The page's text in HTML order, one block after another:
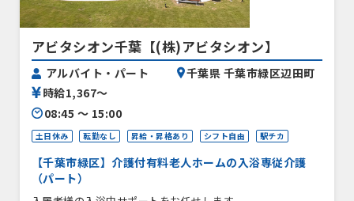
アビタシオン千葉【(株)アビタシオン】
アルバイト・パート
時給1,367〜
08:45 〜 15:00
千葉県 千葉市緑区辺田町
土日休み 転勤なし 昇給・昇格あり シフト自由 駅チカ
【千葉市緑区】介護付有料老人ホームの入浴専従介護
（パート）